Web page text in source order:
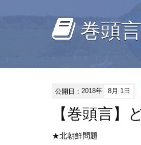
巻頭言
公開日：2018年 8月 1日
【巻頭言】
★北朝鮮問題